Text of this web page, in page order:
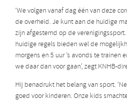
‘We volgen vanaf dag één van deze
de overheid. Je kunt aan de huidige
zijn afgestemd op de
huidige regels bieden wel de
morgens en 5 uur ’s avonds te
we daar dan voor gaan’, zegt KNHB-
Hij benadrukt het belang van sport.
goed voor kinderen. Onze kids